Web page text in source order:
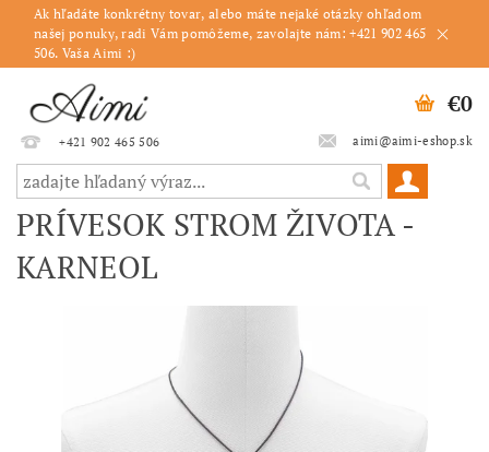
Ak hľadáte konkrétny tovar, alebo máte nejaké otázky ohľadom
našej ponuky, radi Vám pomôžeme, zavolajte nám: +421 902 465
506. Vaša Aimi :)
+421 902 465 506 aimi@aimi-eshop.sk
€0
PRÍVESOK STROM ŽIVOTA -
KARNEOL